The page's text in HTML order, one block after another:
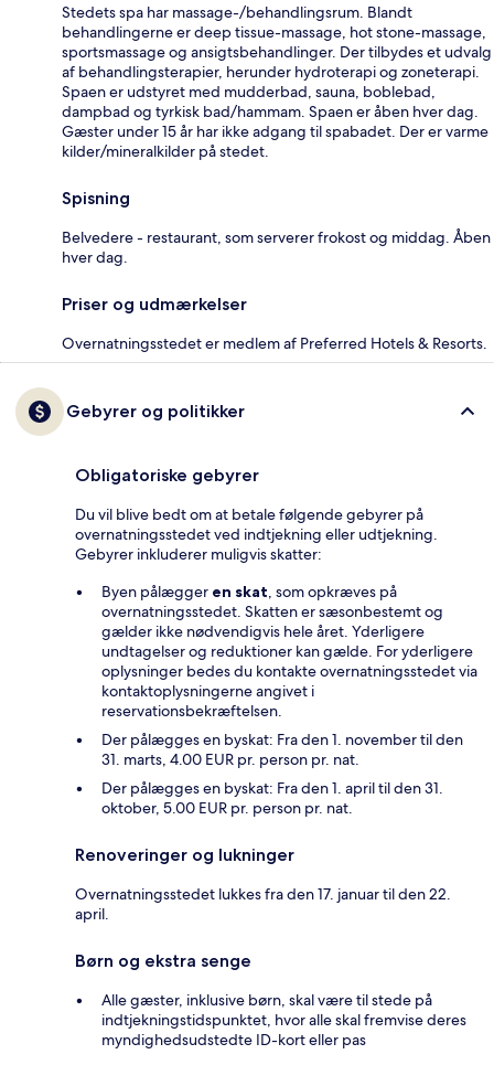
Stedets spa har massage-/behandlingsrum. Blandt
behandlingerne er deep tissue-massage, hot stone-massage,
sportsmassage og ansigtsbehandlinger. Der tilbydes et udvalg
af behandlingsterapier, herunder hydroterapi og zoneterapi.
Spaen er udstyret med mudderbad, sauna, boblebad,
dampbad og tyrkisk bad/hammam. Spaen er åben hver dag.
Gæster under 15 år har ikke adgang til spabadet. Der er varme
kilder/mineralkilder på stedet.
Spisning
Belvedere - restaurant, som serverer frokost og middag. Åben
hver dag.
Priser og udmærkelser
Overnatningsstedet er medlem af Preferred Hotels & Resorts.
Gebyrer og politikker
Obligatoriske gebyrer
Du vil blive bedt om at betale følgende gebyrer på
overnatningsstedet ved indtjekning eller udtjekning.
Gebyrer inkluderer muligvis skatter:
Byen pålægger en skat, som opkræves på
overnatningsstedet. Skatten er sæsonbestemt og
gælder ikke nødvendigvis hele året. Yderligere
undtagelser og reduktioner kan gælde. For yderligere
oplysninger bedes du kontakte overnatningsstedet via
kontaktoplysningerne angivet i
reservationsbekræftelsen.
Der pålægges en byskat: Fra den 1. november til den
31. marts, 4.00 EUR pr. person pr. nat.
Der pålægges en byskat: Fra den 1. april til den 31.
oktober, 5.00 EUR pr. person pr. nat.
Renoveringer og lukninger
Overnatningsstedet lukkes fra den 17. januar til den 22.
april.
Børn og ekstra senge
Alle gæster, inklusive børn, skal være til stede på
indtjekningstidspunktet, hvor alle skal fremvise deres
myndighedsudstedte ID-kort eller pas